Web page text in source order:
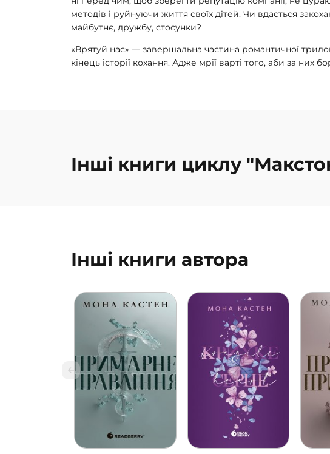
методів і руйнуючи життя своїх дітей. Чи вдасться
майбутнє, дружбу, стосунки?
«Врятуй нас» — завершальна частина романтичної
кінець історії кохання. Адже мрії варті того, аби за них
Інші книги циклу
Інші книги автора